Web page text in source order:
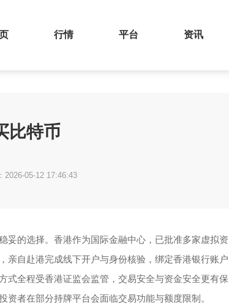
行情 平台 资讯
比特币
2026-05-12 17:46:43
妥的选择。香港作为国际金融中心，已批准多家虚拟资
亲自赴港完成线下开户与身份核验，绑定香港银行账户
式全程受香港证监会监管，交易安全与资金安全更有保
者在部分持牌平台会面临交易功能与额度限制。